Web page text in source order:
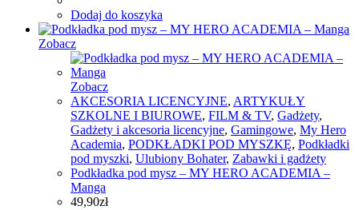
Dodaj do koszyka
Zobacz
Zobacz
AKCESORIA LICENCYJNE, ARTYKUŁY
SZKOLNE I BIUROWE, FILM & TV, Gadżety,
Gadżety i akcesoria licencyjne, Gamingowe, My Hero
Academia, PODKŁADKI POD MYSZKĘ, Podkładki
pod myszki, Ulubiony Bohater, Zabawki i gadżety
Podkładka pod mysz – MY HERO ACADEMIA –
Manga
49,90zł